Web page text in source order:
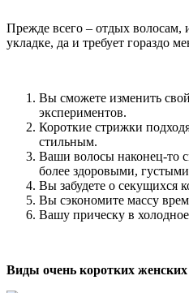
Прежде всего – отдых
укладке, да и требует гораздо
Вы сможете изменить
экспериментов.
Короткие стрижки
стильным.
Ваши волосы наконец-то
более здоровыми,
Вы забудете о секущихся
Вы сэкономите массу
Вашу прическу в холодное
Виды очень коротких